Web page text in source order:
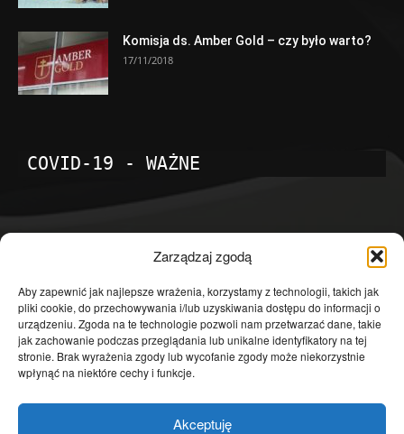
Zarządzaj zgodą
Aby zapewnić jak najlepsze wrażenia, korzystamy z technologii, takich jak
pliki cookie, do przechowywania i/lub uzyskiwania dostępu do informacji o
urządzeniu. Zgoda na te technologie pozwoli nam przetwarzać dane, takie
jak zachowanie podczas przeglądania lub unikalne identyfikatory na tej
stronie. Brak wyrażenia zgody lub wycofanie zgody może niekorzystnie
wpłynąć na niektóre cechy i funkcje.
Akceptuję
Komisja ds. Amber Gold – czy było warto?
17/11/2018
COVID-19 - WAŻNE
Temat dnia
4601
Publicystyka
4363
Polityka
3639
Polska
Społeczeństwo
2823